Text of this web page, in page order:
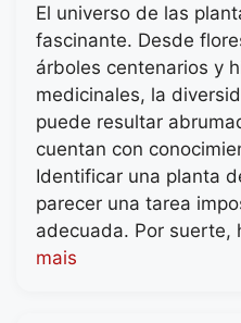
El universo de las
fascinante. Desde
árboles centenarios y
medicinales, la
puede resultar
cuentan con
Identificar una planta
parecer una tarea
adecuada. Por suerte,
mais